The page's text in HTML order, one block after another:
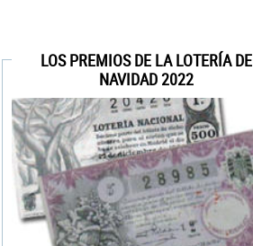
LOS PREMIOS DE LA LOTERÍA DE
NAVIDAD 2022